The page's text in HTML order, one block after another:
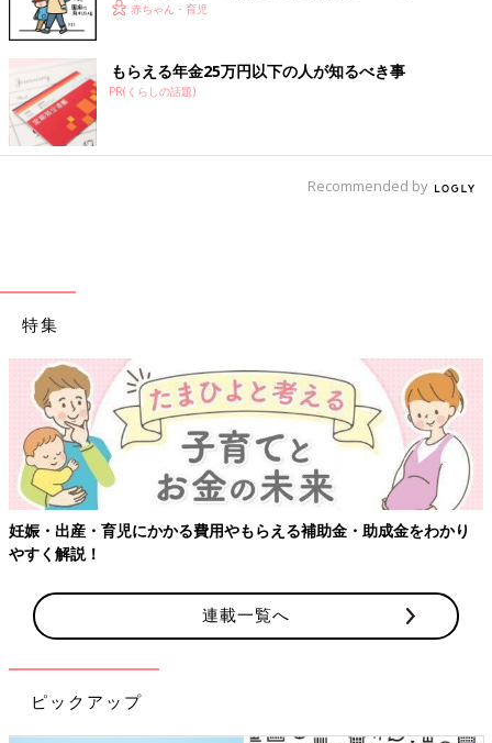
赤ちゃん・育児
もらえる年金25万円以下の人が知るべき事
PR(くらしの話題)
Recommended by
特集
妊娠・出産・育児にかかる費用やもらえる補助金・助成金をわかり
やすく解説！
連載一覧へ
ピックアップ